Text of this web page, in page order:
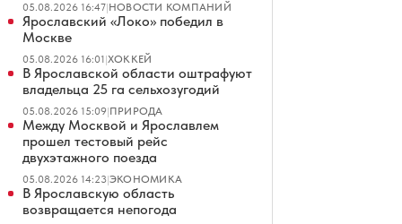
05.08.2026 16:47|НОВОСТИ КОМПАНИЙ
Ярославский «Локо» победил в
Москве
05.08.2026 16:01|ХОККЕЙ
В Ярославской области оштрафуют
владельца 25 га сельхозугодий
05.08.2026 15:09|ПРИРОДА
Между Москвой и Ярославлем
прошел тестовый рейс
двухэтажного поезда
05.08.2026 14:23|ЭКОНОМИКА
В Ярославскую область
возвращается непогода